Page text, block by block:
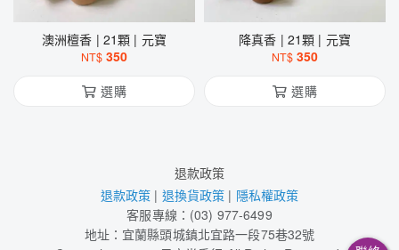
澳洲檀香 | 21顆 | 元寶
NT$ 350
選購
降真香 | 21顆 | 元寶
NT$ 350
選購
退款政策
退款政策 | 退換貨政策 | 隱私權政策
客服專線：(03) 977-6499
地址：宜蘭縣頭城鎮北宜路一段75巷32號